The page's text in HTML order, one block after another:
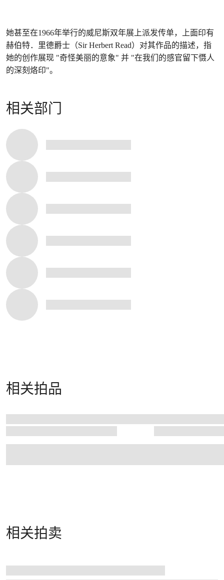
她甚至在1966年举行的威尼斯双年展上派发传单，上面印有
赫伯特．里德爵士（Sir Herbert Read）对其作品的描述，指
她的创作展现 "奇怪美丽的意象" 并 "在我们的感官留下慑人
的深刻烙印"。
相关部门
相关拍品
相关拍卖